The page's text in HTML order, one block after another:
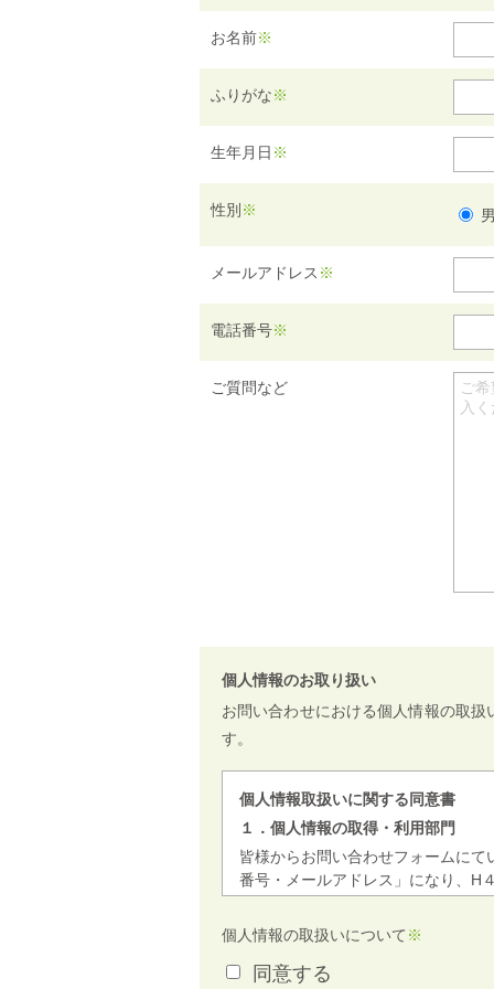
お名前※
ふりがな※
生年月日 ※
性別※ 男
メールアドレス ※
電話番号※
ご質問など
個人情報のお取り扱い
お問い合わせにおける個人情報の取
す。
個人情報取扱いに関する同意書
１．個人情報の取得・利用部門
皆様からお問い合わせフォームに
番号・メールアドレス」になり、H
します。 個人情報は個人情報保護
情報への不正アクセスまたは紛失、
に必要な安全対策を継続的に講ずる
員教育を継続的に実施し、厳重な情
個人情報の取扱いについて ※
同意する